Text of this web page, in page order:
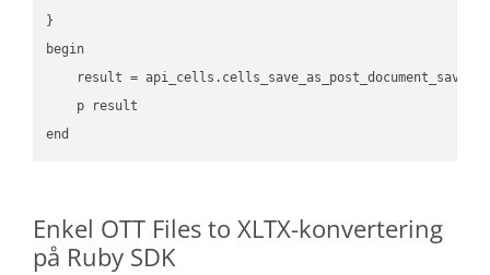
}
begin
result =
    p result
Enkel OTT Files to XLTX-konvertering
på Ruby SDK